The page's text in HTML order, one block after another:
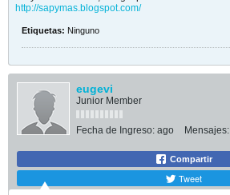
http://sapymas.blogspot.com/
Etiquetas: Ninguno
eugevi
Junior Member
Fecha de Ingreso: ago Mensajes:
Compartir
Tweet